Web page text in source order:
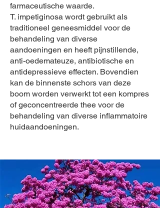
farmaceutische waarde.
T. impetiginosa wordt gebruikt als
traditioneel geneesmiddel voor de
behandeling van diverse
aandoeningen en heeft pijnstillende,
anti-oedemateuze, antibiotische en
antidepressieve effecten. Bovendien
kan de binnenste schors van deze
boom worden verwerkt tot een kompres
of geconcentreerde thee voor de
behandeling van diverse inflammatoire
huidaandoeningen.